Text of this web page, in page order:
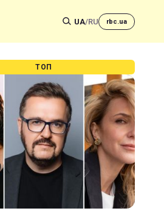
UA/RU rbc.ua
ТОП